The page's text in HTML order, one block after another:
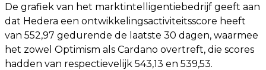
De grafiek van het marktintelligentiebedrijf geeft aan
dat Hedera een ontwikkelingsactiviteitsscore heeft
van 552,97 gedurende de laatste 30 dagen, waarmee
het zowel Optimism als Cardano overtreft, die scores
hadden van respectievelijk 543,13 en 539,53.